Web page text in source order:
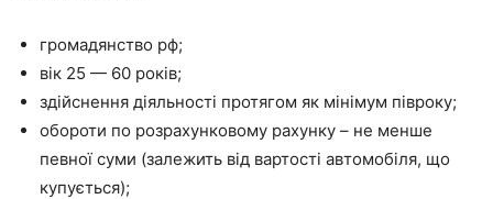
громадянство рф;
вік 25 — 60 років;
здійснення діяльності протягом як мінімум півроку;
обороти по розрахунковому рахунку – не менше
певної суми (залежить від вартості автомобіля, що
купується);